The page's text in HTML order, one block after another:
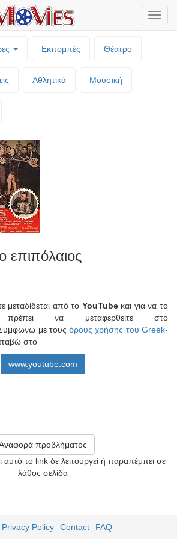
Εκπομπές Θέατρο
Αθλητικά Μουσική
επιπόλαιος
μεταδίδεται από το YouTubeκαι για να το
πρέπει να μεταφερθείτε στο
Συμφωνώ με τουςόρους χρήσης του Greek-
στο
www.youtube.com
προβλήματος
το link δε λειτουργεί ή παραπέμπει σε
λάθος σελίδα
Privacy Policy Contact FAQ